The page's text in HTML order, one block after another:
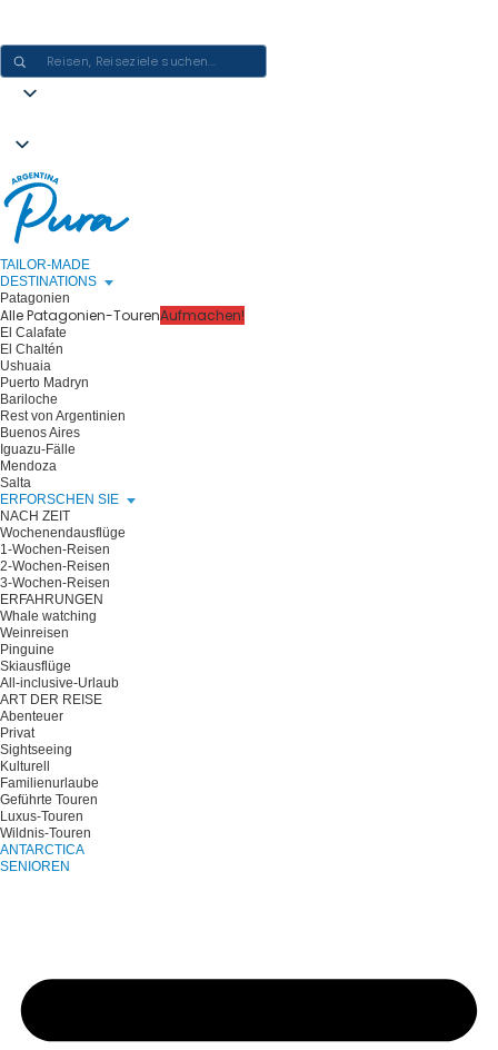
TAILOR-MADE
DESTINATIONS
Patagonien
Alle Patagonien-TourenAufmachen!
El Calafate
El Chaltén
Ushuaia
Puerto Madryn
Bariloche
Rest von Argentinien
Buenos Aires
Iguazu-Fälle
Mendoza
Salta
ERFORSCHEN SIE
NACH ZEIT
Wochenendausflüge
1-Wochen-Reisen
2-Wochen-Reisen
3-Wochen-Reisen
ERFAHRUNGEN
Whale watching
Weinreisen
Pinguine
Skiausflüge
All-inclusive-Urlaub
ART DER REISE
Abenteuer
Privat
Sightseeing
Kulturell
Familienurlaube
Geführte Touren
Luxus-Touren
Wildnis-Touren
ANTARCTICA
SENIOREN